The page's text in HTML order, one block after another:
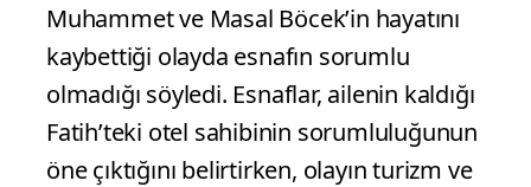
Muhammet ve Masal Böcek’in hayatını
kaybettiği olayda esnafın sorumlu
olmadığı söyledi. Esnaflar, ailenin kaldığı
Fatih’teki otel sahibinin sorumluluğunun
öne çıktığını belirtirken, olayın turizm ve